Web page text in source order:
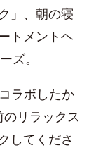
」、朝の寝
トメントヘ
ズ。
ラボしたか
リラックス
してくださ